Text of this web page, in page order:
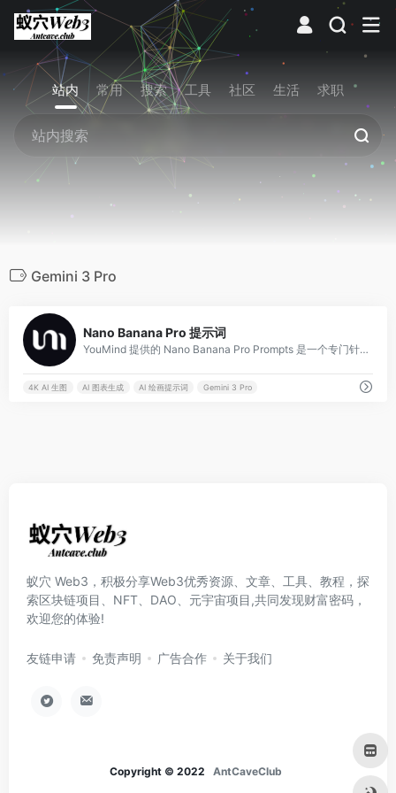
站内 常用 搜索 工具 社区 生活 求职
Gemini 3 Pro
Nano Banana Pro 提示词
YouMind 提供的 Nano Banana Pro Prompts 是一个专门针对 Google 最新旗舰级影像模型 Nano Banana Pro（基于 Gemini 3 Pro）的提示词（Prompt）聚合与展示平台。
4K AI 生图 AI 图表生成 AI 绘画提示词 Gemini 3 Pro
蚁穴 Web3，积极分享Web3优秀资源、文章、工具、教程，探
索区块链项目、NFT、DAO、元宇宙项目,共同发现财富密码，
欢迎您的体验!
友链申请 免责声明 广告合作 关于我们
Copyright © 2022 AntCaveClub